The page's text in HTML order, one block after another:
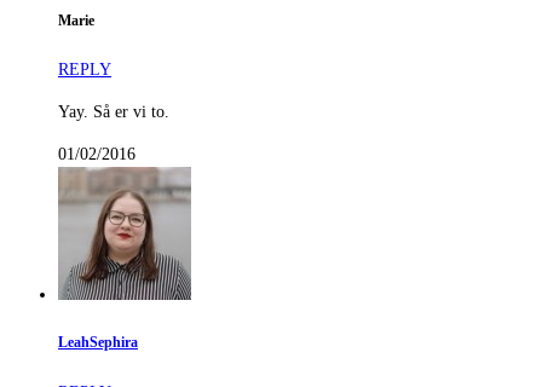
Marie
REPLY
Yay. Så er vi to.
01/02/2016
LeahSephira